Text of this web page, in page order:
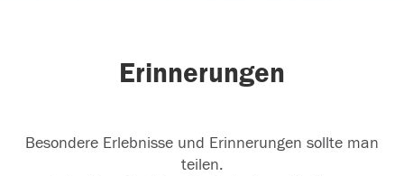
Erinnerungen
Besondere Erlebnisse und Erinnerungen sollte man
teilen.